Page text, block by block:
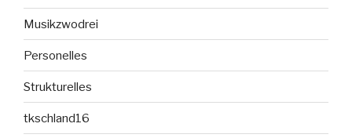
Musikzwodrei
Personelles
Strukturelles
tkschland16